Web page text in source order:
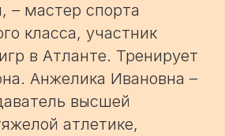
– мастер спорта
класса, участник
в Атланте. Тренирует
Анжелика Ивановна –
высшей
атлетике,